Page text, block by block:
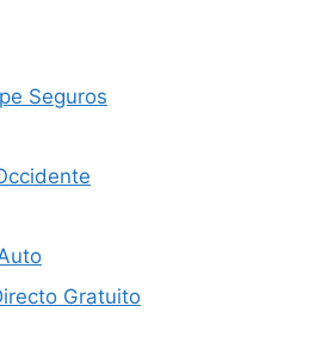
Seguros
Gratuito